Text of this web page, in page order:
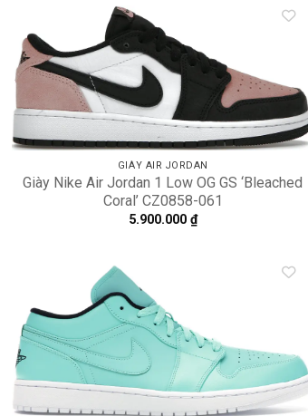
GIÀY AIR JORDAN
Giày Nike Air Jordan 1 Low OG GS ‘Bleached
Coral’ CZ0858-061
5.900.000 ₫